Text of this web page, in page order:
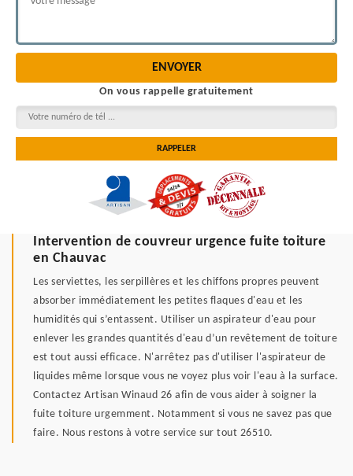
On vous rappelle gratuitement
Intervention de couvreur urgence fuite toiture
en Chauvac
Les serviettes, les serpillères et les chiffons propres peuvent
absorber immédiatement les petites flaques d'eau et les
humidités qui s’entassent. Utiliser un aspirateur d'eau pour
enlever les grandes quantités d'eau d’un revêtement de toiture
est tout aussi efficace. N'arrêtez pas d'utiliser l'aspirateur de
liquides même lorsque vous ne voyez plus voir l'eau à la surface.
Contactez Artisan Winaud 26 afin de vous aider à soigner la
fuite toiture urgemment. Notamment si vous ne savez pas que
faire. Nous restons à votre service sur tout 26510.